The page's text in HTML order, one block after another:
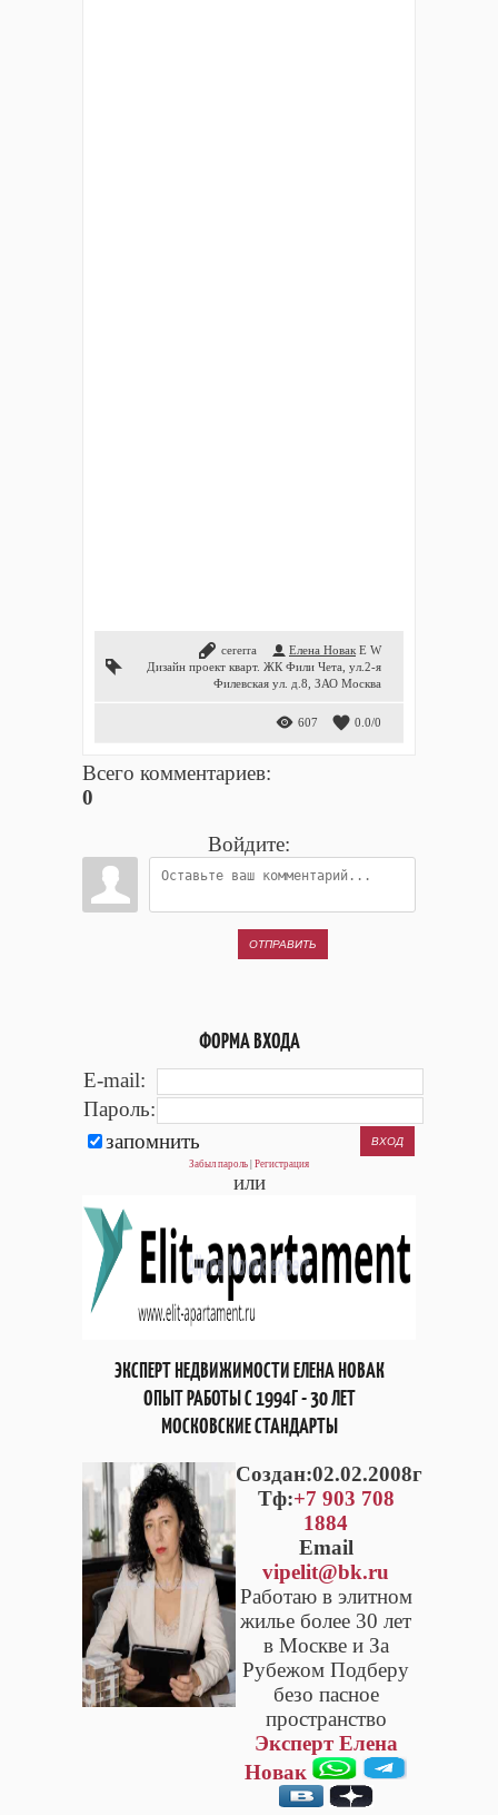
cererra Елена Новак E W
Дизайн проект кварт. ЖК Фили Чета ул.2-я
Филевская ул. д.8 ЗАО Москва
607 0.0/0
Всего комментариев:
0
Войдите:
ОТПРАВИТЬ
ФОРМА ВХОДА
E-mail:
Пароль:
запомнить
Забыл пароль Регистрация
или
ЭКСПЕРТ НЕДВИЖИМОСТИ ЕЛЕНА НОВАК
ОПЫТ РАБОТЫ С 1994Г - 30 ЛЕТ
МОСКОВСКИЕ СТАНДАРТЫ
Cоздан:02.02.2008г
Тф:+7 903 708
1884
Email
vipelit@bk.ru
Работаю в элитном
жилье более 30 лет
в Москве и За
Рубежом Подберу
безо пасное
пространство
Эксперт Елена
Новак